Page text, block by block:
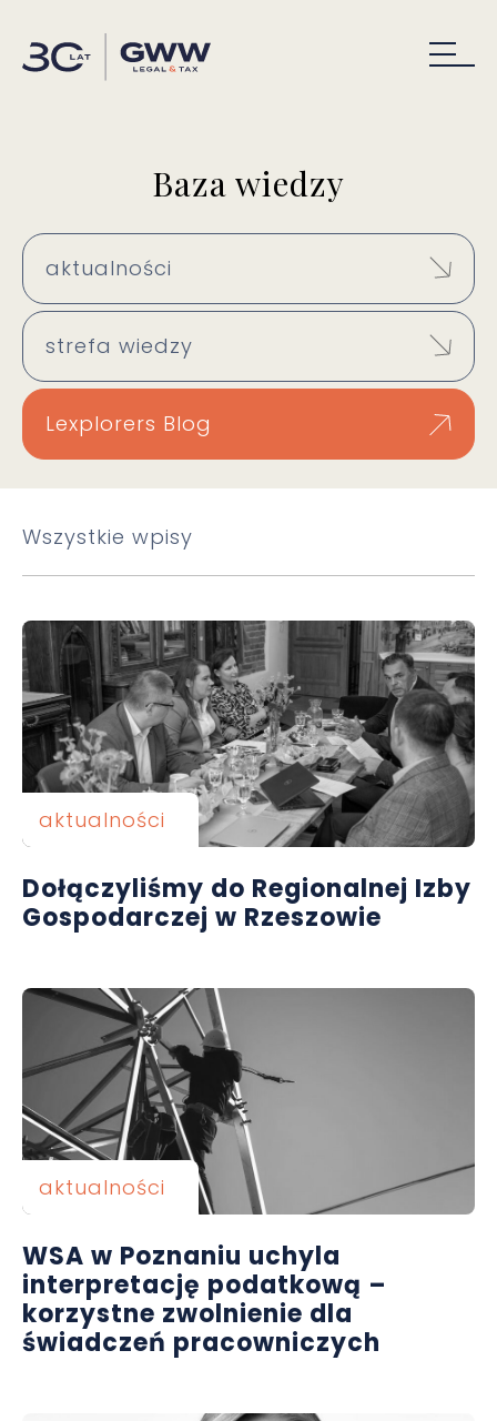
Baza wiedzy
aktualności
strefa wiedzy
Lexplorers Blog
Wszystkie wpisy
aktualności
Dołączyliśmy do Regionalnej Izby
Gospodarczej w Rzeszowie
aktualności
WSA w Poznaniu uchyla
interpretację podatkową –
korzystne zwolnienie dla
świadczeń pracowniczych